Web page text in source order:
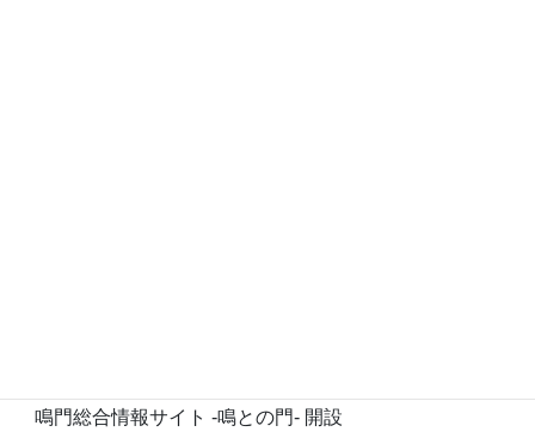
鳴門総合情報サイト -鳴との門- 開設